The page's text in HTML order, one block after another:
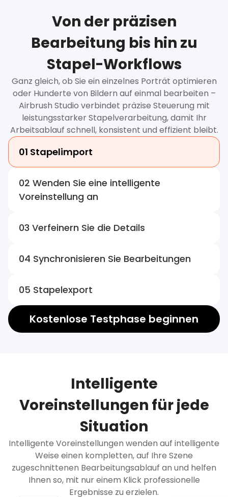
Von der präzisen
Bearbeitung bis hin zu
Stapel-Workflows
Ganz gleich, ob Sie ein einzelnes Porträt optimieren
oder Hunderte von Bildern auf einmal bearbeiten –
Airbrush Studio verbindet präzise Steuerung mit
leistungsstarker Stapelverarbeitung, damit Ihr
Arbeitsablauf schnell, konsistent und effizient bleibt.
01 Stapelimport
02 Wenden Sie eine intelligente
Voreinstellung an
03 Verfeinern Sie die Details
04 Synchronisieren Sie Bearbeitungen
05 Stapelexport
Kostenlose Testphase beginnen
Intelligente
Voreinstellungen für jede
Situation
Intelligente Voreinstellungen wenden auf intelligente
Weise einen kompletten, auf Ihre Szene
zugeschnittenen Bearbeitungsablauf an und helfen
Ihnen so, mit nur einem Klick professionelle
Ergebnisse zu erzielen.